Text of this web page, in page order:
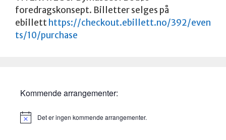
foredragskonsept. Billetter selges på
ebillett https://checkout.ebillett.no/392/even
ts/10/purchase
Kommende arrangementer:
M
Det er ingen kommende arrangementer.